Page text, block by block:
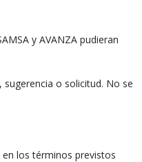
y AVANZA pudieran
o solicitud. No se
los términos previstos